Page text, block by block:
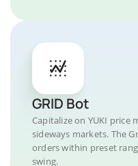
GRID Bot
Capitalize on YUKI price
sideways markets. The
orders within preset
swing.